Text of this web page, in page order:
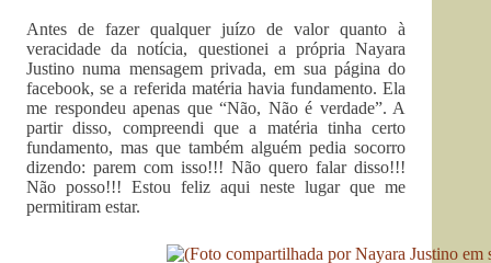
Antes de fazer qualquer juízo de valor quanto à
veracidade da notícia, questionei a própria Nayara
Justino numa mensagem privada, em sua página do
facebook, se a referida matéria havia fundamento. Ela
me respondeu apenas que “Não, Não é verdade”. A
partir disso, compreendi que a matéria tinha certo
fundamento, mas que também alguém pedia socorro
dizendo: parem com isso!!! Não quero falar disso!!!
Não posso!!! Estou feliz aqui neste lugar que me
permitiram estar.